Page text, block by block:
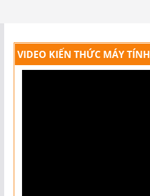
VIDEO KIẾN THỨC MÁY TÍNH